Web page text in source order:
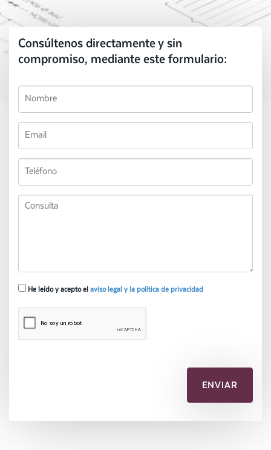
Consúltenos directamente y sin
compromiso, mediante este formulario:
He leído y acepto el aviso legal y la política de privacidad